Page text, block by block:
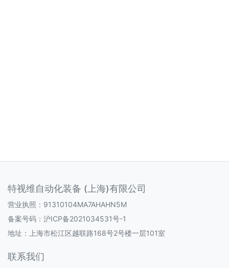
特视维自动化装备 (上海)有限公司
营业执照：91310104MA7AHAHN5M
备案号码： 沪ICP备2021034531号-1
地址：上海市松江区越联路168号2号楼一层101室
联系我们